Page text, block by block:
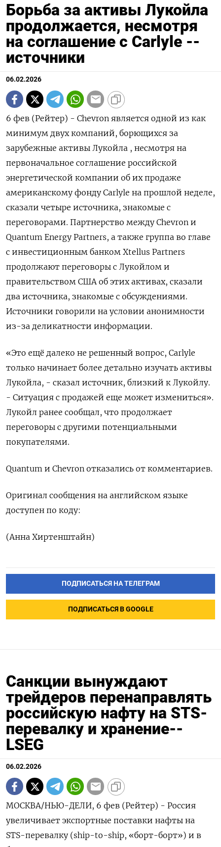
Борьба за активы Лукойла
продолжается, несмотря
на соглашение с Carlyle --
источники
06.02.2026
6 фев (Рейтер) - Chevron является одной из как
минимум двух компаний, борющихся ⁠за
зарубежные активы Лукойла , несмотря на
первоначальное соглашение российской
энергетической компании об ⁠их продаже
американскому ​фонду Carlyle на ⁠прошлой неделе,
сказали четыре источника, знакомые ⁠с
переговорами. Партнерство между Chevron и
Quantum Energy ‌Partners, а также группа во ‍главе
с инвестиционным банком Xtellus ‌Partners
продолжают переговоры с Лукойлом ​и
правительством США об этих активах, сказали
два источника, знакомые с ⁠обсуждениями.
Источники говорили на ‍условии анонимности
из-за деликатности информации.
«‌Это ещё далеко не решенный вопрос, Carlyle
только начинает более детально изучать активы
Лукойла, - сказал источник, близкий к Лукойлу.
- Ситуация с продажей ‍еще может ‍измениться».
Лукойл ранее сообщал, что продолжает
переговоры ‍с другими потенциальными
покупателями.
Quantum и Chevron отказались от комментариев.
Оригинал сообщения на ⁠английском языке
доступен по коду:
(Анна Хиртенштайн)
ПОДПИСАТЬСЯ НА ТЕЛЕГРАМ
ПОДПИСАТЬСЯ В GOOGLE
Санкции вынуждают
трейдеров перенаправлять
российскую нафту на STS-
перевалку и хранение--
LSEG
06.02.2026
МОСКВА/НЬЮ-ДЕЛИ, 6 фев (Рейтер) - Россия
увеличивает экспортные поставки нафты на
STS-перевалку (ship-to-ship, «борт-борт») и в